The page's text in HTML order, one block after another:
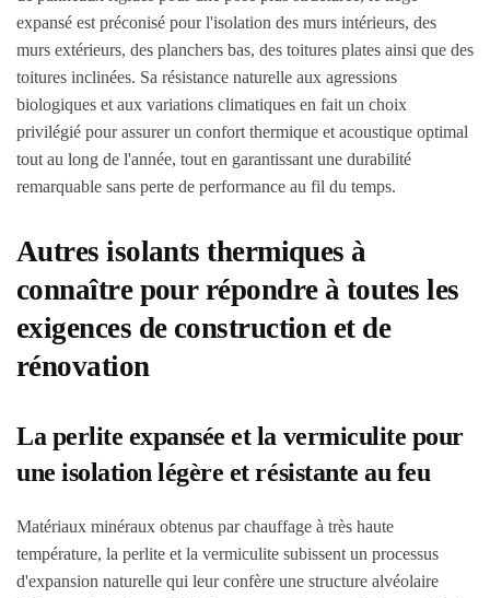
expansé est préconisé pour l'isolation des murs intérieurs, des
murs extérieurs, des planchers bas, des toitures plates ainsi que des
toitures inclinées. Sa résistance naturelle aux agressions
biologiques et aux variations climatiques en fait un choix
privilégié pour assurer un confort thermique et acoustique optimal
tout au long de l'année, tout en garantissant une durabilité
remarquable sans perte de performance au fil du temps.
Autres isolants thermiques à
connaître pour répondre à toutes les
exigences de construction et de
rénovation
La perlite expansée et la vermiculite pour
une isolation légère et résistante au feu
Matériaux minéraux obtenus par chauffage à très haute
température, la perlite et la vermiculite subissent un processus
d'expansion naturelle qui leur confère une structure alvéolaire